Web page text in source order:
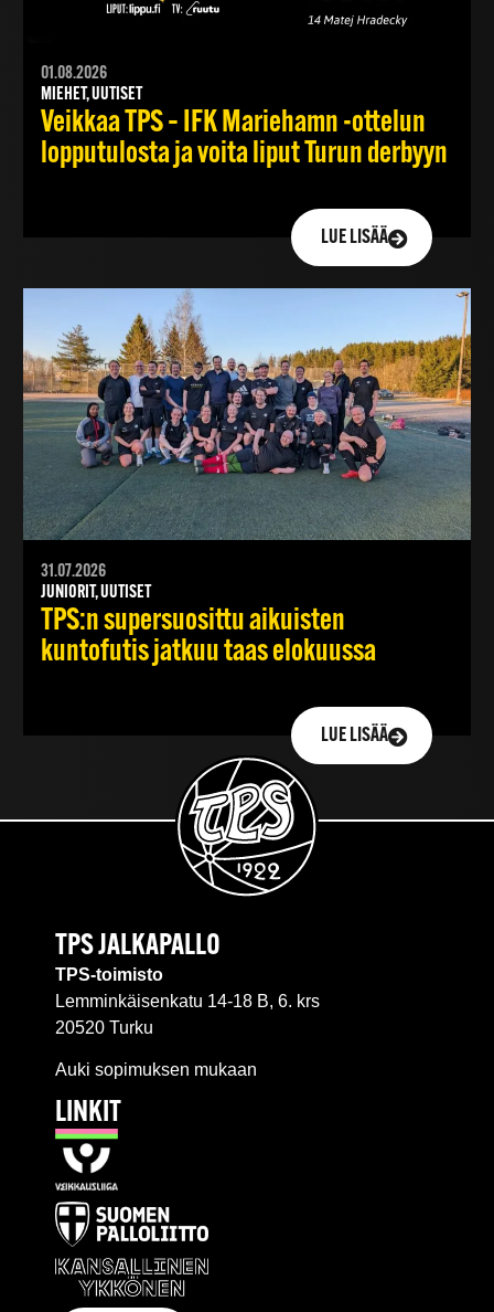
01.08.2026
MIEHET, UUTISET
Veikkaa TPS – IFK Mariehamn -ottelun
lopputulosta ja voita liput Turun derbyyn
LUE LISÄÄ
31.07.2026
JUNIORIT, UUTISET
TPS:n supersuosittu aikuisten
kuntofutis jatkuu taas elokuussa
LUE LISÄÄ
TPS JALKAPALLO
TPS-toimisto
Lemminkäisenkatu 14-18 B, 6. krs
20520 Turku
Auki sopimuksen mukaan
LINKIT